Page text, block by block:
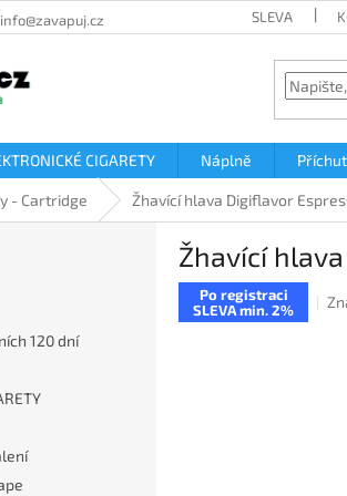
info@zavapuj.cz SLEVA
CIGARETY Náplně
- Cartridge Žhavící hlava Digiflavor
120 dní
Žhavící
Po registraci
SLEVA min. 2%